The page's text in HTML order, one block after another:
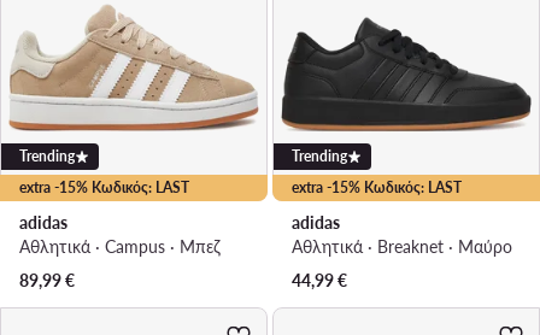
extra -15% Κωδικός: LAST
Trending
adidas
Αθλητικά · Campus · Μπεζ
89,99€
extra -15% Κωδικός: LAST
Trending
adidas
Αθλητικά · Breaknet · Μαύρο
44,99€